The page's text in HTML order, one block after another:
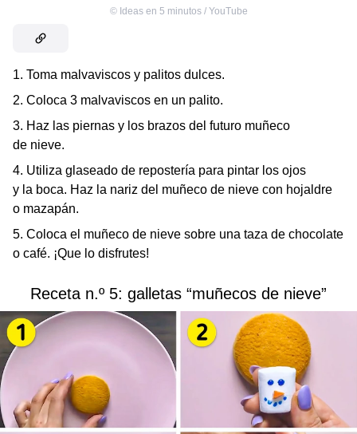
© Ideas en 5 minutos / YouTube
1. Toma malvaviscos y palitos dulces.
2. Coloca 3 malvaviscos en un palito.
3. Haz las piernas y los brazos del futuro muñeco
de nieve.
4. Utiliza glaseado de repostería para pintar los ojos
y la boca. Haz la nariz del muñeco de nieve con hojaldre
o mazapán.
5. Coloca el muñeco de nieve sobre una taza de chocolate
o café. ¡Que lo disfrutes!
Receta n.º 5: galletas “muñecos de nieve”